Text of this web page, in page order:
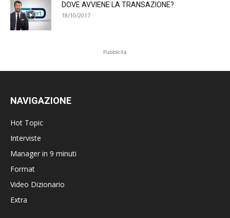
DOVE AVVIENE LA TRANSAZIONE?
18/10/2017
Pubblicità
NAVIGAZIONE
Hot Topic
Interviste
Manager in 9 minuti
Format
Video Dizionario
Extra